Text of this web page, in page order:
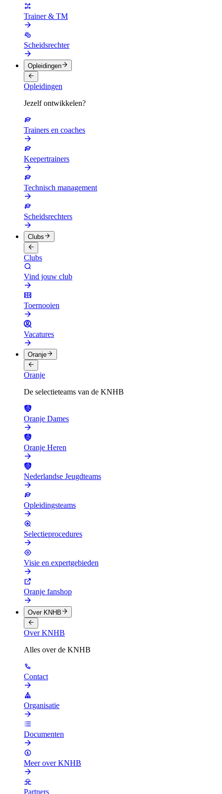
Trainer & TM
Scheidsrechter
Opleidingen
Opleidingen
Jezelf ontwikkelen?
Trainers en coaches
Keepertrainers
Technisch management
Scheidsrechters
Clubs
Clubs
Vind jouw club
Toernooien
Vacatures
Oranje
Oranje
De selectieteams van de KNHB
Oranje Dames
Oranje Heren
Nederlandse Jeugdteams
Opleidingsteams
Selectieprocedures
Visie en expertgebieden
Oranje fanshop
Over KNHB
Over KNHB
Alles over de KNHB
Contact
Organisatie
Documenten
Meer over KNHB
Partners